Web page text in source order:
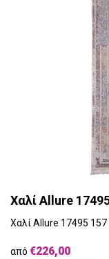
Χαλί Allure
Χαλί Allure 17495
από €226,00